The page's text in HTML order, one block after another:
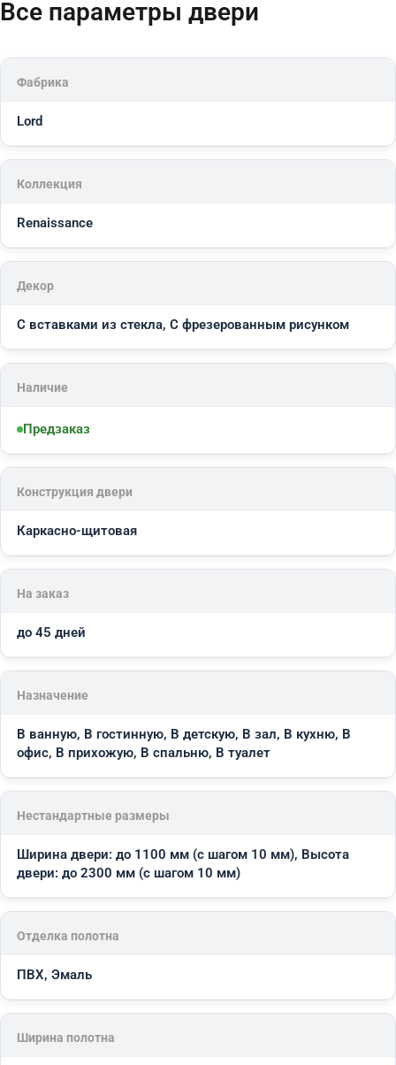
Все параметры двери
Фабрика
Lord
Коллекция
Renaissance
Декор
С вставками из стекла, С фрезерованным рисунком
Наличие
Предзаказ
Конструкция двери
Каркасно-щитовая
На заказ
до 45 дней
Назначение
В ванную, В гостинную, В детскую, В зал, В кухню, В
офис, В прихожую, В спальню, В туалет
Нестандартные размеры
Ширина двери: до 1100 мм (с шагом 10 мм), Высота
двери: до 2300 мм (с шагом 10 мм)
Отделка полотна
ПВХ, Эмаль
Ширина полотна